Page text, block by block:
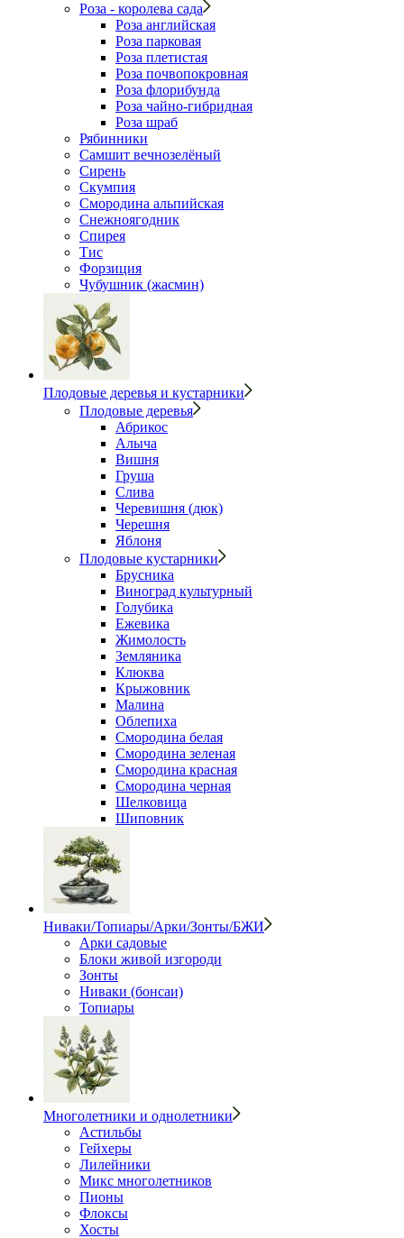
Роза - королева сада
Роза английская
Роза парковая
Роза плетистая
Роза почвопокровная
Роза флорибунда
Роза чайно-гибридная
Роза шраб
Рябинники
Самшит вечнозелёный
Сирень
Скумпия
Смородина альпийская
Снежноягодник
Спирея
Тис
Форзиция
Чубушник (жасмин)
Плодовые деревья и кустарники
Плодовые деревья
Абрикос
Алыча
Вишня
Груша
Слива
Черевишня (дюк)
Черешня
Яблоня
Плодовые кустарники
Брусника
Виноград культурный
Голубика
Ежевика
Жимолость
Земляника
Клюква
Крыжовник
Малина
Облепиха
Смородина белая
Смородина зеленая
Смородина красная
Смородина черная
Шелковица
Шиповник
Ниваки/Топиары/Арки/Зонты/БЖИ
Арки садовые
Блоки живой изгороди
Зонты
Ниваки (бонсаи)
Топиары
Многолетники и однолетники
Астильбы
Гейхеры
Лилейники
Микс многолетников
Пионы
Флоксы
Хосты